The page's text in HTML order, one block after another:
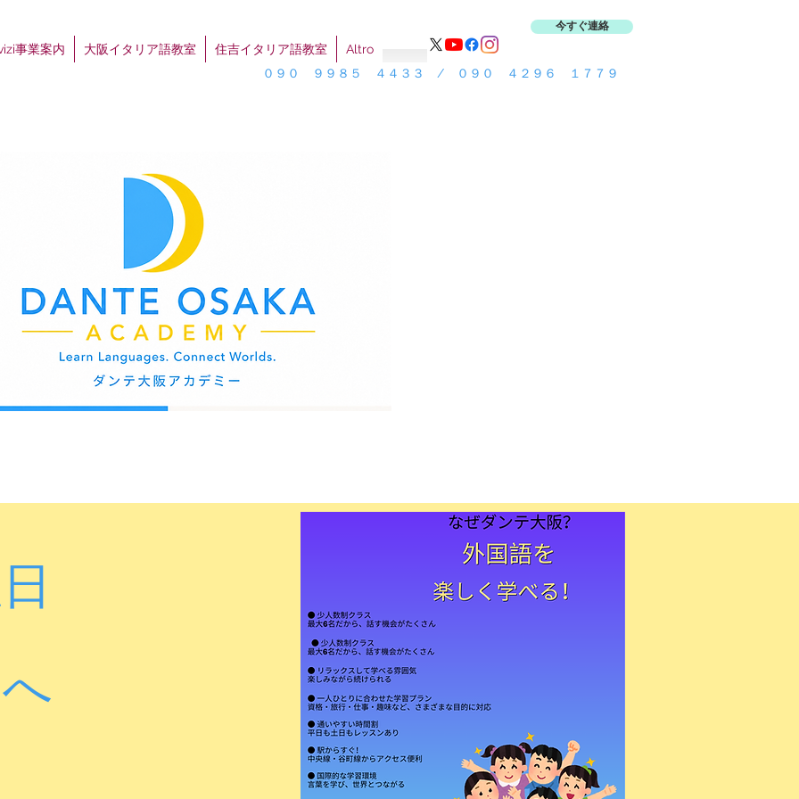
事業案内 大阪イタリア語教室 住吉イタリア語教室 Altro
今すぐ連絡
０９０ ９９８５ ４４３３ / ０９０ ４２９６ １７７９